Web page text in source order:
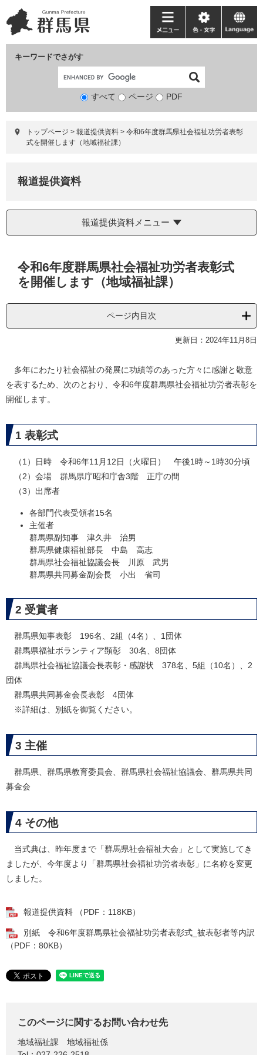
ー
ジ
ニ
ュ
て
キーワードでさがす
検
象
すべて ページ PDF
メ
ニ
ー
色・
文
language
トップページ > 報道提供資料 > 令和6年度群馬県社会福祉功労者表彰
式を開催します（地域福祉課）
報道提供資料
報道提供資料メニュー
令和6年度群馬県社会福祉功労者表彰式
を開催します（地域福祉課）
ページ内目次
更新日：2024年11月8日
多年にわたり社会福祉の発展に功績等のあった方々に感謝と敬意
を表するため、次のとおり、令和6年度群馬県社会福祉功労者表彰を
開催します。
1 表彰式
（1）日時 令和6年11月12日（火曜日） 午後1時～1時30分頃
（2）会場 群馬県庁昭和庁舎3階 正庁の間
（3）出席者
各部門代表受領者15名
主催者
群馬県副知事 津久井 治男
群馬県健康福祉部長 中島 高志
群馬県社会福祉協議会長 川原 武男
群馬県共同募金副会長 小出 省司
2 受賞者
群馬県知事表彰 196名、2組（4名）、1団体
群馬県福祉ボランティア顕彰 30名、8団体
群馬県社会福祉協議会長表彰・感謝状 378名、5組（10名）、2
団体
群馬県共同募金会長表彰 4団体
※詳細は、別紙を御覧ください。
3 主催
群馬県、群馬県教育委員会、群馬県社会福祉協議会、群馬県共同
募金会
4 その他
当式典は、昨年度まで「群馬県社会福祉大会」として実施してき
ましたが、今年度より「群馬県社会福祉功労者表彰」に名称を変更
しました。
報道提供資料 （PDF：118KB）
別紙 令和6年度群馬県社会福祉功労者表彰式_被表彰者等内訳
（PDF：80KB）
このページに関するお問い合わせ先
地域福祉課
地域福祉係